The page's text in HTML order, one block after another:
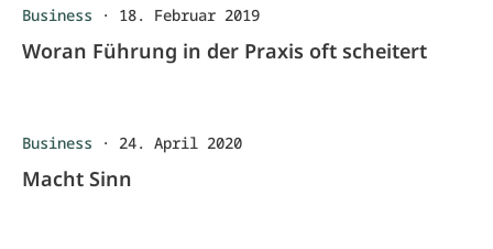
Business · 18. Februar 2019
Woran Führung in der Praxis oft scheitert
Business · 24. April 2020
Macht Sinn